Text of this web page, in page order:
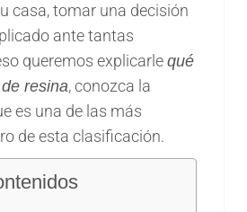
casa, tomar una decisión
ante tantas
queremos explicarle qué
resina, conozca la
es una de las más
de esta clasificación.